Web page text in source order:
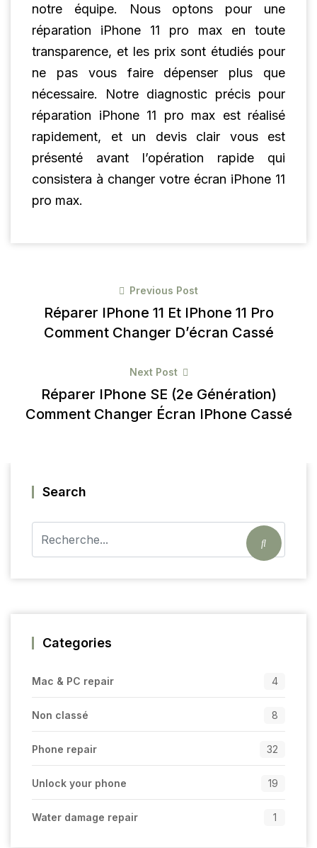
notre équipe. Nous optons pour une
réparation iPhone 11 pro max en toute
transparence, et les prix sont étudiés pour
ne pas vous faire dépenser plus que
nécessaire. Notre diagnostic précis pour
réparation iPhone 11 pro max est réalisé
rapidement, et un devis clair vous est
présenté avant l’opération rapide qui
consistera à changer votre écran iPhone 11
pro max.
Previous Post
Réparer IPhone 11 Et IPhone 11 Pro
Comment Changer D’écran Cassé
Next Post
Réparer IPhone SE (2e Génération)
Comment Changer Écran IPhone Cassé
Search
Categories
Mac & PC repair 4
Non classé 8
Phone repair 32
Unlock your phone 19
Water damage repair 1